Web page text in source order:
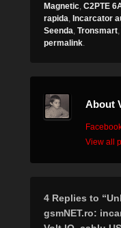
Magnetic C2PTE
rapida Incarcator
Seenda Tronsmart
permalink
About
View all
4 Replies to
gsmNET.ro: